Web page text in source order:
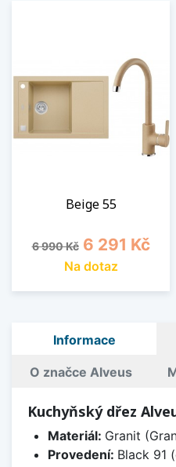
Beige 55
Běžná cena
6 990 Kč Cena
6 291 Kč
Na dotaz
Informace
O značce Alveus
Kuchyňský dřez
Materiál: Granit
Provedení: Black 91